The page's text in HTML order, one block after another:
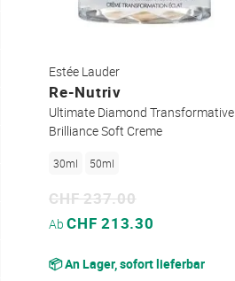
Estée Lauder
Re-Nutriv
Ultimate Diamond Transformative
Brilliance Soft Creme
30ml 50ml
Sonderpreis
AbCHF 213.30
CHF 237.00
📦 An Lager, sofort lieferbar